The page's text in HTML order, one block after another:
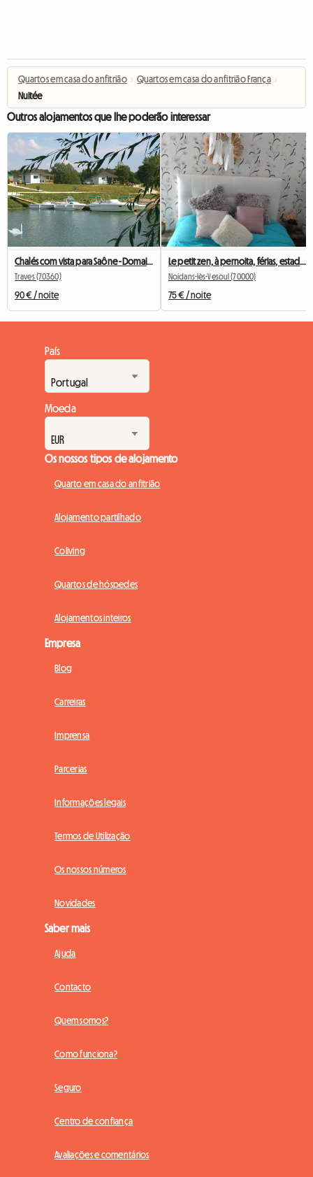
Quartos em casa do anfitrião › Quartos em casa do anfitrião França ›
Nuitée
Outros alojamentos que lhe poderão interessar
Chalés com vista para Saône - Domaine Saône Valley
Traves (70360)
90 € / noite
Le petit zen, à pernoita, férias, estadia, para as suas necessidades.
Noidans-lès-Vesoul (70000)
75 € / noite
País
Moeda
Os nossos tipos de alojamento
Quarto em casa do anfitrião
Alojamento partilhado
Coliving
Quartos de hóspedes
Alojamentos inteiros
Empresa
Blog
Carreiras
Imprensa
Parcerias
Informações legais
Termos de Utilização
Os nossos números
Novidades
Saber mais
Ajuda
Contacto
Quem somos?
Como funciona?
Seguro
Centro de confiança
Avaliações e comentários